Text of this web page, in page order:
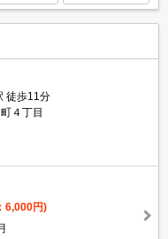
徒歩11分
４丁目
6,000円)